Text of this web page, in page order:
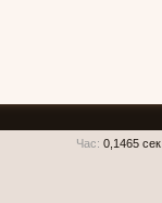
Час: 0,1465 сек.